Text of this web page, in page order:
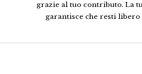
grazie al tuo contributo. La
garantisce che resti libero